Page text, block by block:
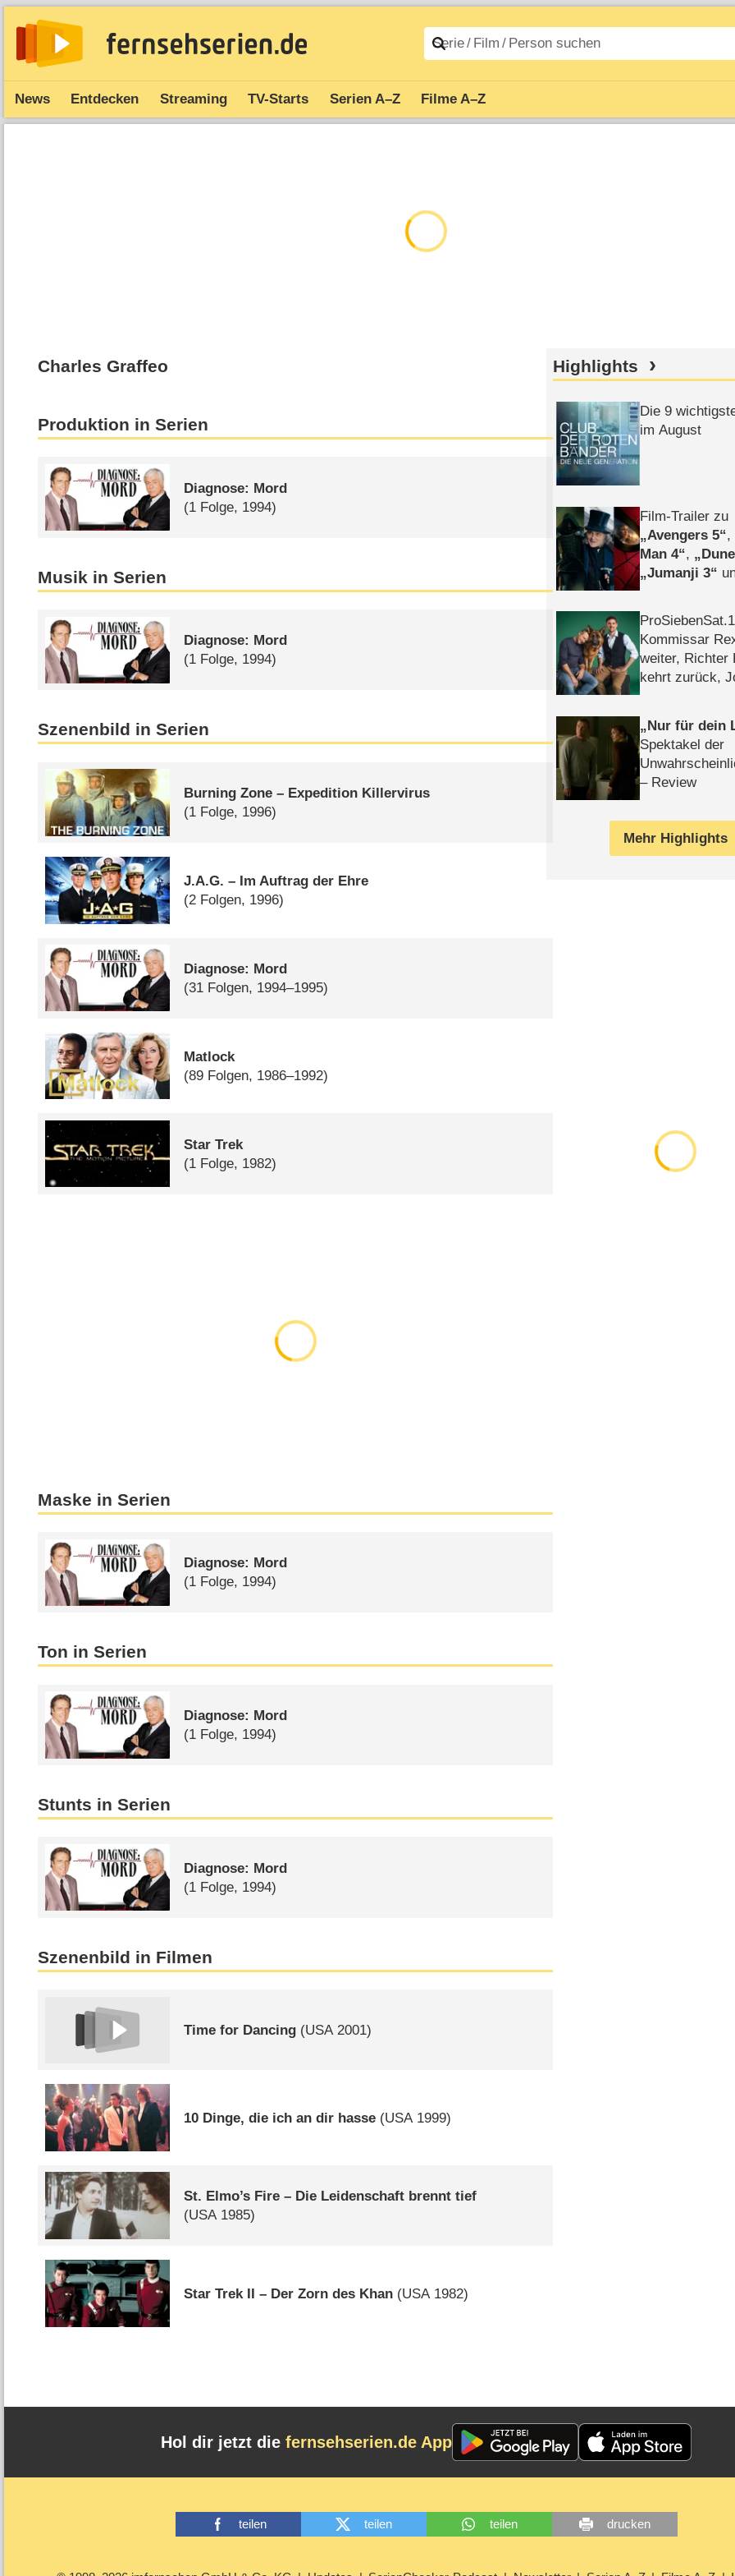
News Entdecken Streaming TV-Starts Serien A–Z Filme A–Z
Charles Graffeo
Produktion in Serien
Diagnose: Mord
(1 Folge, 1994)
Musik in Serien
Diagnose: Mord
(1 Folge, 1994)
Szenenbild in Serien
Burning Zone – Expedition Killervirus
(1 Folge, 1996)
J.A.G. – Im Auftrag der Ehre
(2 Folgen, 1996)
Diagnose: Mord
(31 Folgen, 1994–1995)
Matlock
(89 Folgen, 1986–1992)
Star Trek
(1 Folge, 1982)
Maske in Serien
Diagnose: Mord
(1 Folge, 1994)
Ton in Serien
Diagnose: Mord
(1 Folge, 1994)
Stunts in Serien
Diagnose: Mord
(1 Folge, 1994)
Szenenbild in Filmen
Time for Dancing (USA 2001)
10 Dinge, die ich an dir hasse (USA 1999)
St. Elmo’s Fire – Die Leidenschaft brennt tief
(USA1985)
Star Trek II – Der Zorn des Khan (USA 1982)
Highlights
Die 9
im August
Film-Trailer zu
Avengers 5 ,
Man 4 ,
Jumanji 3
Kommissar
weiter, Richter
kehrt zurück,
Nur für dein
Spektakel der
– Review
Mehr Highlights
Hol dir jetzt die fernsehserien.de App
teilen teilen teilen drucken